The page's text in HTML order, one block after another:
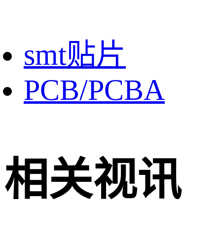
smt贴片
PCB/PCBA
相关视讯